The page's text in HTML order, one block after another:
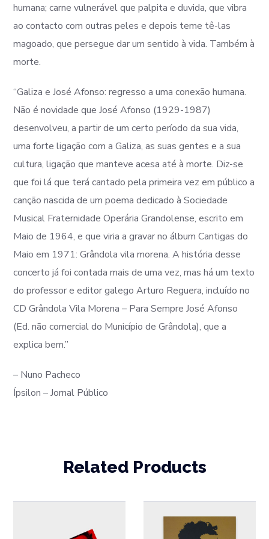
humana; carne vulnerável que palpita e duvida, que vibra
ao contacto com outras peles e depois teme tê-las
magoado, que persegue dar um sentido à vida. Também à
morte.
“Galiza e José Afonso: regresso a uma conexão humana.
Não é novidade que José Afonso (1929-1987)
desenvolveu, a partir de um certo período da sua vida,
uma forte ligação com a Galiza, as suas gentes e a sua
cultura, ligação que manteve acesa até à morte. Diz-se
que foi lá que terá cantado pela primeira vez em público a
canção nascida de um poema dedicado à Sociedade
Musical Fraternidade Operária Grandolense, escrito em
Maio de 1964, e que viria a gravar no álbum Cantigas do
Maio em 1971: Grândola vila morena. A história desse
concerto já foi contada mais de uma vez, mas há um texto
do professor e editor galego Arturo Reguera, incluído no
CD Grândola Vila Morena – Para Sempre José Afonso
(Ed. não comercial do Município de Grândola), que a
explica bem.”
– Nuno Pacheco
Ípsilon – Jornal Público
Related Products